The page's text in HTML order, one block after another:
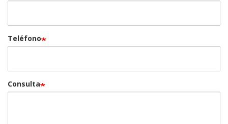
Teléfono
Consulta